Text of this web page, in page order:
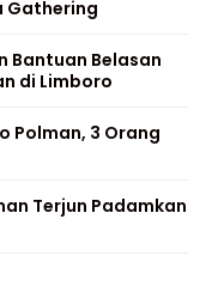
Gathering
Bantuan Belasan
di Limboro
Polman, 3 Orang
Terjun Padamkan